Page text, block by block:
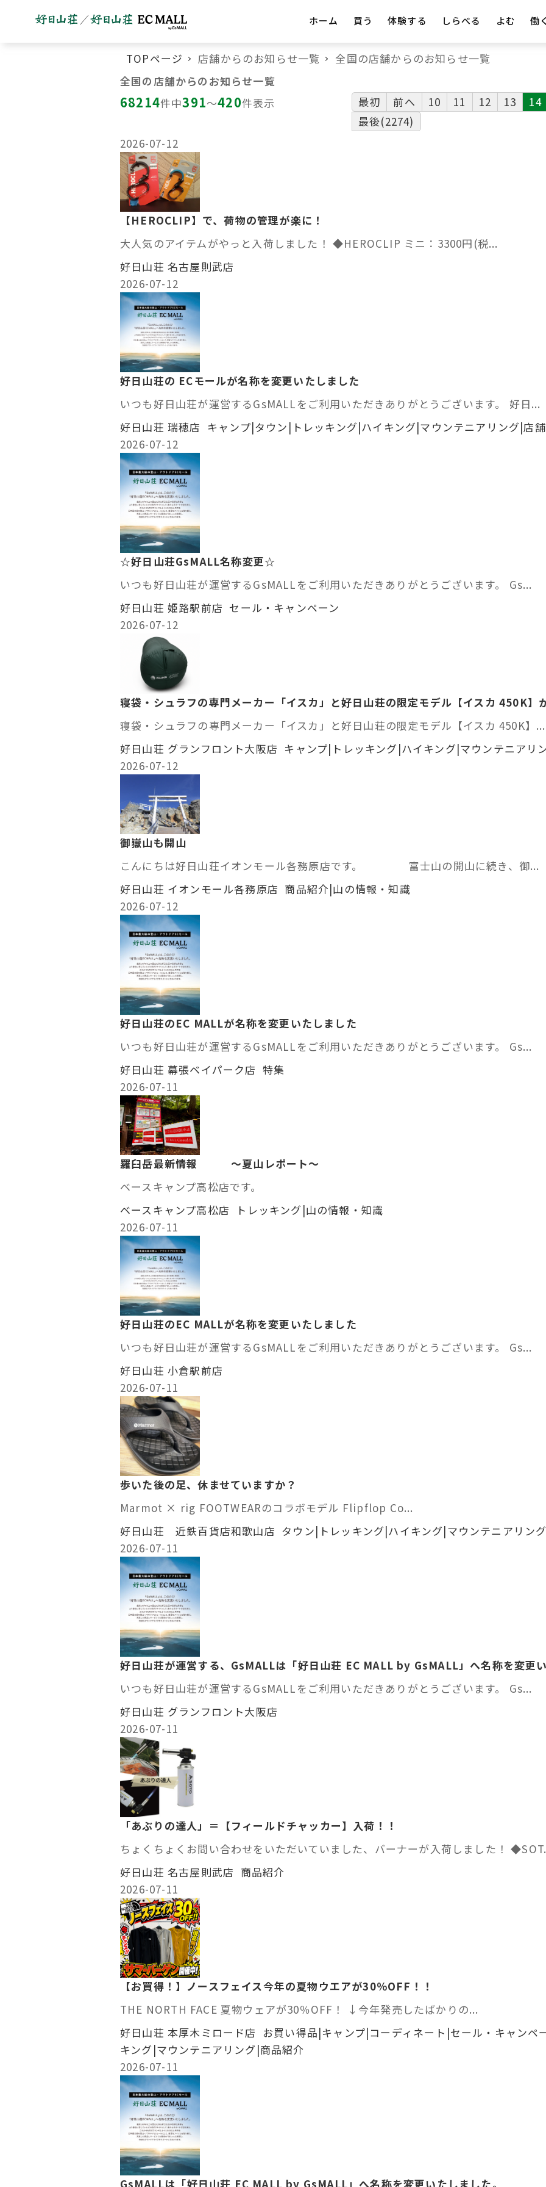
ホーム 買う 体験する しらべる よむ 働く
TOPページ 店舗からのお知らせ一覧
全国の店舗からのお知らせ一覧
全国の店舗からのお知らせ一覧
68214件中391〜420件表示 最初 前へ 10 11 12 13 14
最後(2274)
2026-07-12
【HEROCLIP】で、荷物の管理が楽に！
大人気のアイテムがやっと入荷しました！ ◆HEROCLIP ミニ：3300円(税...
好日山荘 名古屋則武店
2026-07-12
好日山荘の ECモールが名称を変更いたしました
いつも好日山荘が運営するGsMALLをご利用いただきありがとうございます。 好日...
好日山荘 瑞穂店 キャンプ|タウン|トレッキング|ハイキング|マウンテニアリング|店
2026-07-12
☆好日山荘GsMALL名称変更☆
いつも好日山荘が運営するGsMALLをご利用いただきありがとうございます。 Gs...
好日山荘 姫路駅前店 セール・キャンペーン
2026-07-12
寝袋・シュラフの専門メーカー「イスカ」と好日山荘の限定モデル【イスカ 450K】
寝袋・シュラフの専門メーカー「イスカ」と好日山荘の限定モデル【イスカ 450K】...
好日山荘 グランフロント大阪店 キャンプ|トレッキング|ハイキング|マウンテニアリ
2026-07-12
御嶽山も開山
こんにちは好日山荘イオンモール各務原店です。 富士山の開山に続き、御...
好日山荘 イオンモール各務原店 商品紹介|山の情報・知識
2026-07-12
好日山荘のEC MALLが名称を変更いたしました
いつも好日山荘が運営するGsMALLをご利用いただきありがとうございます。 Gs...
好日山荘 幕張ベイパーク店 特集
2026-07-11
羅臼岳最新情報 ～夏山レポート～
ベースキャンプ高松店です。
ベースキャンプ高松店 トレッキング|山の情報・知識
2026-07-11
好日山荘のEC MALLが名称を変更いたしました
いつも好日山荘が運営するGsMALLをご利用いただきありがとうございます。 Gs...
好日山荘 小倉駅前店
2026-07-11
歩いた後の足、休ませていますか？
Marmot × rig FOOTWEARのコラボモデル Flipflop Co...
好日山荘 近鉄百貨店和歌山店 タウン|トレッキング|ハイキング|マウンテニアリン
2026-07-11
好日山荘が運営する、GsMALLは「好日山荘 EC MALL by GsMALL」へ名称を変更い
いつも好日山荘が運営するGsMALLをご利用いただきありがとうございます。 Gs...
好日山荘 グランフロント大阪店
2026-07-11
「あぶりの達人」＝【フィールドチャッカー】入荷！！
ちょくちょくお問い合わせをいただいていました、バーナーが入荷しました！
好日山荘 名古屋則武店 商品紹介
2026-07-11
【お買得！】ノースフェイス今年の夏物ウエアが30％OFF！！
THE NORTH FACE 夏物ウェアが30％OFF！ ↓今年発売したばかりの...
好日山荘 本厚木ミロード店 お買い得品|キャンプ|コーディネート|セール・キャンペ
キング|マウンテニアリング|商品紹介
2026-07-11
GsMALLは「好日山荘 EC MALL by GsMALL」へ名称を変更いたしました。